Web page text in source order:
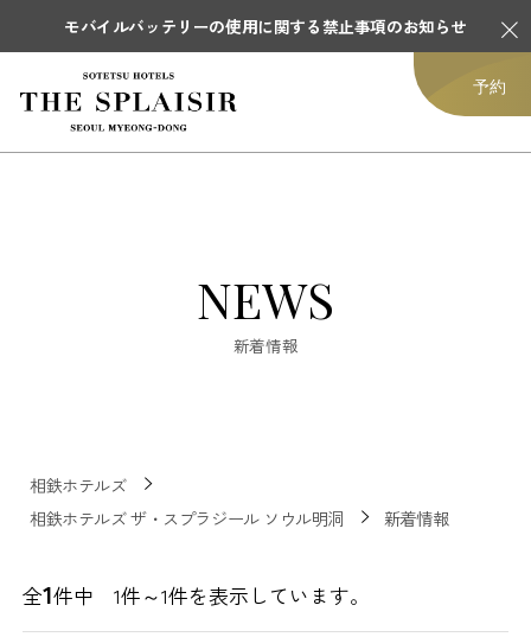
モバイルバッテリーの使用に関する禁止事項のお知らせ
予約
NEWS
新着情報
相鉄ホテルズ
相鉄ホテルズ ザ・スプラジール ソウル明洞
新着情報
全1件中 1件～1件を表示しています。